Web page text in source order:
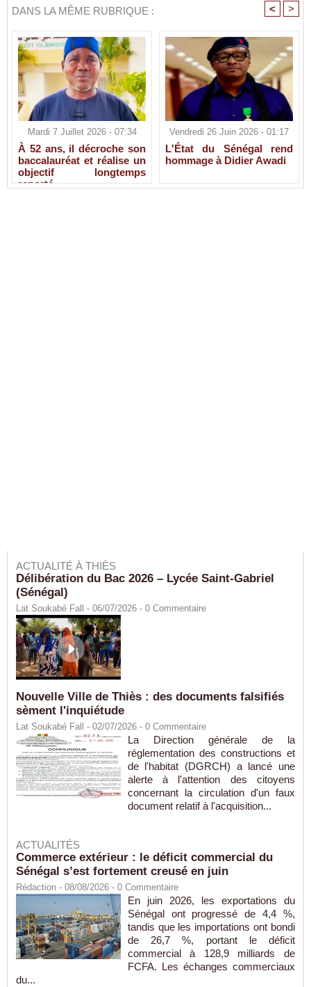
DANS LA MÊME RUBRIQUE : < >
Mardi 7 Juillet 2026 - 07:34
À 52 ans, il décroche son
baccalauréat et réalise un
objectif longtemps
reporté
Vendredi 26 Juin 2026 - 01:17
L'État du Sénégal rend
hommage à Didier Awadi
ACTUALITÉ À THIÈS
Délibération du Bac 2026 – Lycée Saint-Gabriel
(Sénégal)
Lat Soukabé Fall - 06/07/2026 - 0 Commentaire
Nouvelle Ville de Thiès : des documents falsifiés
sèment l'inquiétude
Lat Soukabé Fall - 02/07/2026 - 0 Commentaire
La Direction générale de la
réglementation des constructions et
de l'habitat (DGRCH) a lancé une
alerte à l'attention des citoyens
concernant la circulation d'un faux
document relatif à l'acquisition...
ACTUALITÉS
Commerce extérieur : le déficit commercial du
Sénégal s’est fortement creusé en juin
Rédaction - 08/08/2026 - 0 Commentaire
En juin 2026, les exportations du
Sénégal ont progressé de 4,4 %,
tandis que les importations ont bondi
de 26,7 %, portant le déficit
commercial à 128,9 milliards de
FCFA. Les échanges commerciaux
du...